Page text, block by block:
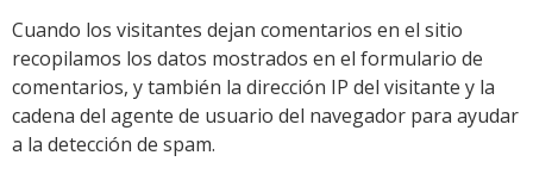
Cuando los visitantes dejan comentarios en el sitio
recopilamos los datos mostrados en el formulario de
comentarios, y también la dirección IP del visitante y la
cadena del agente de usuario del navegador para ayudar
a la detección de spam.